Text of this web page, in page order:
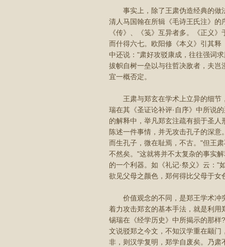
事实上，除了王肃伪造经典的做
清人马国翰在所辑《毛诗王氏注》
《传》、《笺》互异者多。《正义
而什得六七。欧阳修《本义》引其释
中还说："肃好攻驳康成，往往强词
拔帜自树一垒以与往哲决敌者，夫岂
宜一概否定。
王肃与郑玄在学术上立异的细节
瑞在其《圣证论补评·自序》中所说
的解释中，举凡郑玄注疏有损于圣
陈述一件事情，并无攻击孔子的深
而生孔子，微在耻焉，不古。"但王
不然矣。"这就将并不太复杂的事实
的一个利器。如《礼记·祭义》云："
欲见父母之颜色，郑何得比父母于
价值观念的不同，是郑王学术冲
着力攻击郑玄的基本手法，就是利
锡瑞在《经学历史》中所揭示的那
文说驳郑之今文，不知汉学重在颛
非，则汉学复明，郑学自废矣。乃